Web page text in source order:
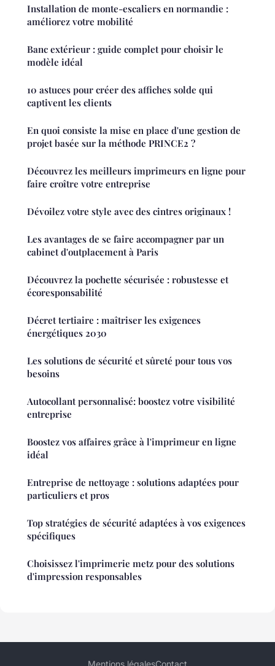
Installation de monte-escaliers en normandie :
améliorez votre mobilité
Banc extérieur : guide complet pour choisir le
modèle idéal
10 astuces pour créer des affiches solde qui
captivent les clients
En quoi consiste la mise en place d'une gestion de
projet basée sur la méthode PRINCE2 ?
Découvrez les meilleurs imprimeurs en ligne pour
faire croître votre entreprise
Dévoilez votre style avec des cintres originaux !
Les avantages de se faire accompagner par un
cabinet d'outplacement à Paris
Découvrez la pochette sécurisée : robustesse et
écoresponsabilité
Décret tertiaire : maîtriser les exigences
énergétiques 2030
Les solutions de sécurité et sûreté pour tous vos
besoins
Autocollant personnalisé: boostez votre visibilité
entreprise
Boostez vos affaires grâce à l'imprimeur en ligne
idéal
Entreprise de nettoyage : solutions adaptées pour
particuliers et pros
Top stratégies de sécurité adaptées à vos exigences
spécifiques
Choisissez l'imprimerie metz pour des solutions
d'impression responsables